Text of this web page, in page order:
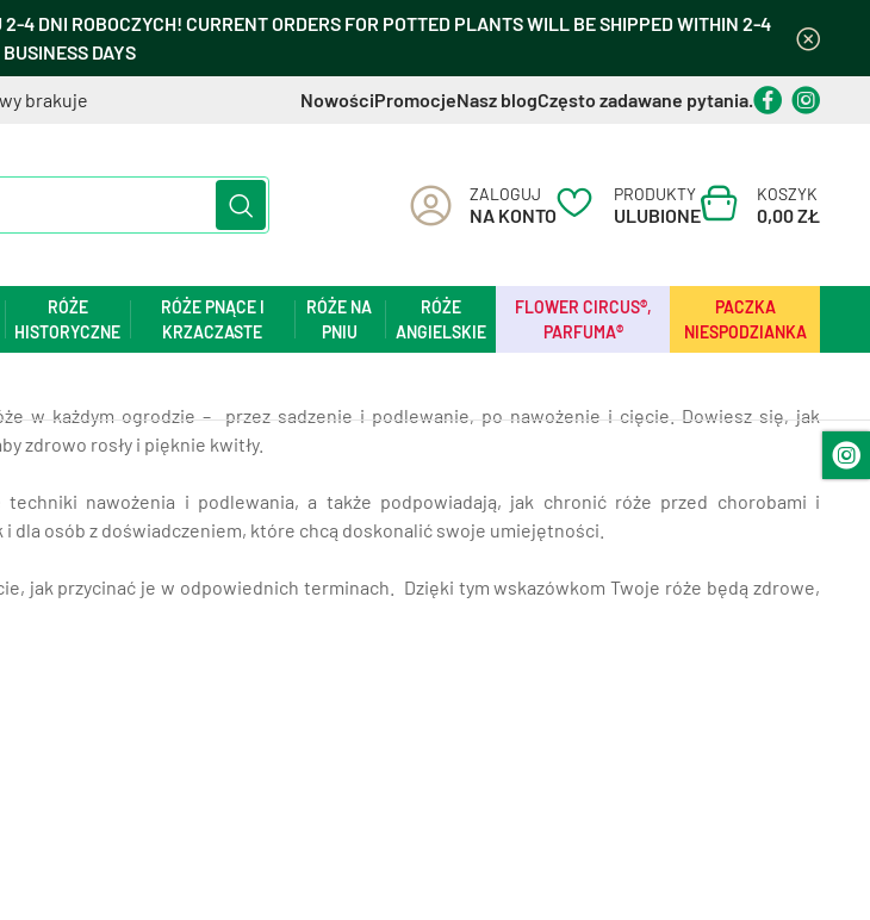
4 DNI ROBOCZYCH! CURRENT ORDERS FOR POTTED PLANTS WILL BE SHIPPED WITHIN 2-4
BUSINESS DAYS
brakuje NowościPromocjeNasz blogCzęsto zadawane pytania.
ZALOGUJ
NA KONTO
PRODUKTY
ULUBIONE
KOSZYK
0,00 ZŁ
RÓŻE
HISTORYCZNE
RÓŻE PNĄCE I
KRZACZASTE
RÓŻE NA
PNIU
RÓŻE
ANGIELSKIE
FLOWER CIRCUS®,
PARFUMA®
PACZKA
NIESPODZIANKA
w każdym ogrodzie – przez sadzenie i podlewanie, po nawożenie i cięcie. Dowiesz się, jak
zdrowo rosły i pięknie kwitły.
techniki nawożenia i podlewania, a także podpowiadają, jak chronić róże przed chorobami i
osób z doświadczeniem, które chcą doskonalić swoje umiejętności.
jak przycinać je w odpowiednich terminach. Dzięki tym wskazówkom Twoje róże będą zdrowe,